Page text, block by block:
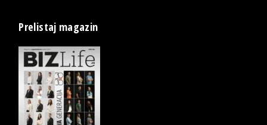
Prelistaj magazin